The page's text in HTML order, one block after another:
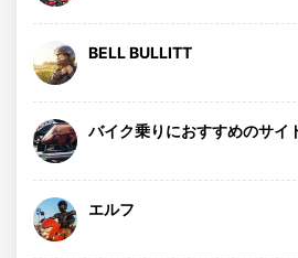
BELL BULLITT
バイク乗りにおすすめのサイ
エルフ